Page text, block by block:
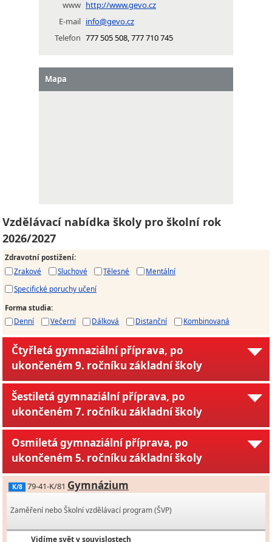
www http://www.gevo.cz
E-mail info@gevo.cz
Telefon 777 505 508, 777 710 745
Mapa
Vzdělávací nabídka školy pro školní rok
2026/2027
Zdravotní postižení:
Zrakové
Sluchové Tělesné
Mentální
Specifické poruchy učení
Forma studia:
Denní
Večerní Dálková Distanční Kombinovaná
Čtyřletá gymnaziální příprava, po
ukončeném 9. ročníku základní školy
Šestiletá gymnaziální příprava, po
ukončeném 7. ročníku základní školy
Osmiletá gymnaziální příprava, po
ukončeném 5. ročníku základní školy
K/8 79-41-K/81 Gymnázium
Zaměření nebo Školní vzdělávací program (ŠVP)
Vidíme svět v souvislostech